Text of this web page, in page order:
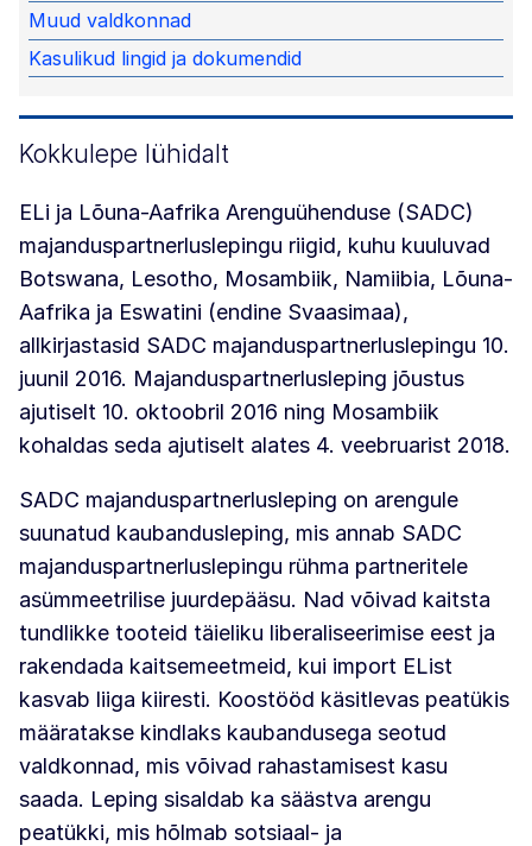
Muud valdkonnad
Kasulikud lingid ja dokumendid
Kokkulepe lühidalt
ELi ja Lõuna-Aafrika Arenguühenduse (SADC)
majanduspartnerluslepingu riigid, kuhu kuuluvad
Botswana, Lesotho, Mosambiik, Namiibia, Lõuna-
Aafrika ja Eswatini (endine Svaasimaa),
allkirjastasid SADC majanduspartnerluslepingu 10.
juunil 2016. Majanduspartnerlusleping jõustus
ajutiselt 10. oktoobril 2016 ning Mosambiik
kohaldas seda ajutiselt alates 4. veebruarist 2018.
SADC majanduspartnerlusleping on arengule
suunatud kaubandusleping, mis annab SADC
majanduspartnerluslepingu rühma partneritele
asümmeetrilise juurdepääsu. Nad võivad kaitsta
tundlikke tooteid täieliku liberaliseerimise eest ja
rakendada kaitsemeetmeid, kui import EList
kasvab liiga kiiresti. Koostööd käsitlevas peatükis
määratakse kindlaks kaubandusega seotud
valdkonnad, mis võivad rahastamisest kasu
saada. Leping sisaldab ka säästva arengu
peatükki, mis hõlmab sotsiaal- ja